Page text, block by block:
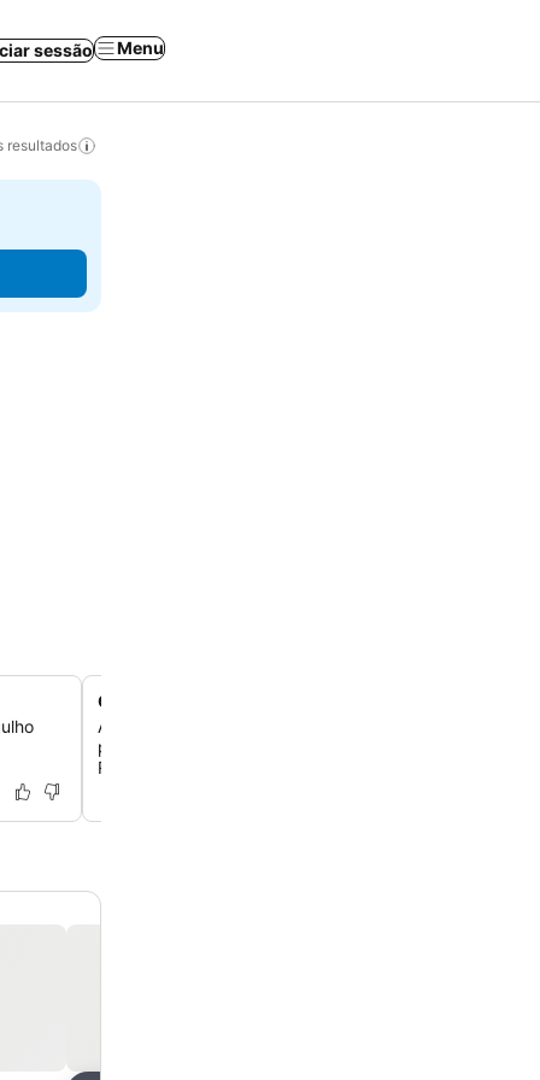
sessão Menu
resultados
Opções gastronômicas variadas
Aproveite a culinária tradicional galega, frutos do mar
pratos internacionais em três restaurantes distintos,
Restaurante Brandal, muito bem avaliado.